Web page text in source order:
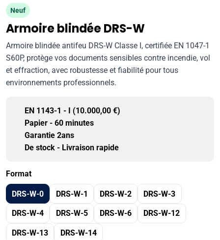
Neuf
Armoire blindée DRS-W
Armoire blindée antifeu DRS-W Classe I, certifiée EN 1047-1
S60P, protège vos documents sensibles contre incendie, vol
et effraction, avec robustesse et fiabilité pour tous
environnements professionnels.
EN 1143-1 - I (10.000,00 €)
Papier - 60 minutes
Garantie 2ans
De stock - Livraison rapide
Format
DRS-W-0 DRS-W-1 DRS-W-2 DRS-W-3
DRS-W-4 DRS-W-5 DRS-W-6 DRS-W-12
DRS-W-13 DRS-W-14